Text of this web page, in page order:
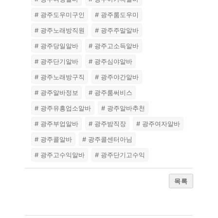
# 광주도우미구인
# 광주룸도우미
# 광주노래방직원
# 광주주말알바
# 광주당일알바
# 광주고소득알바
# 광주단기알바
# 광주심야알바
# 광주노래방구직
# 광주야간알바
# 광주알바정보
# 광주룸써비스
# 광주유흥업소알바
# 광주알바추천
# 광주부업알바
# 광주밤직장
# 광주여자알바
# 광주콜알바
# 광주콜센터아님
# 광주고수익알바
# 광주단기고수익
목록